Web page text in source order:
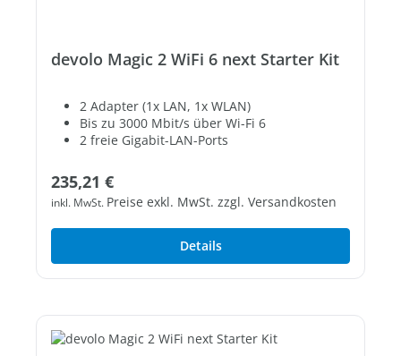
devolo Magic 2 WiFi 6 next Starter Kit
2 Adapter (1x LAN, 1x WLAN)
Bis zu 3000 Mbit/s über Wi-Fi 6
2 freie Gigabit-LAN-Ports
Regulärer Preis:
235,21 €
inkl. MwSt. Preise exkl. MwSt. zzgl. Versandkosten
Details